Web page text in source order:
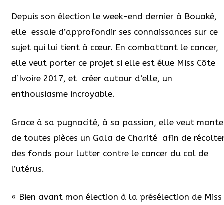
Depuis son élection le week-end dernier à Bouaké,
elle essaie d’approfondir ses connaissances sur ce
sujet qui lui tient à cœur. En combattant le cancer,
elle veut porter ce projet si elle est élue Miss Côte
d’Ivoire 2017, et créer autour d’elle, un
enthousiasme incroyable.
Grace à sa pugnacité, à sa passion, elle veut
de toutes pièces un Gala de Charité afin de
des fonds pour lutter contre le cancer du col de
l’utérus.
« Bien avant mon élection à la présélection de Miss